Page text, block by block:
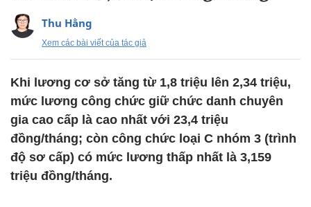
Thu Hằng
Xem các bài viết của tác giả
Khi lương cơ sở tăng từ 1,8 triệu lên 2,34 triệu,
mức lương công chức giữ chức danh chuyên
gia cao cấp là cao nhất với 23,4 triệu
đồng/tháng; còn công chức loại C nhóm 3 (trình
độ sơ cấp) có mức lương thấp nhất là 3,159
triệu đồng/tháng.